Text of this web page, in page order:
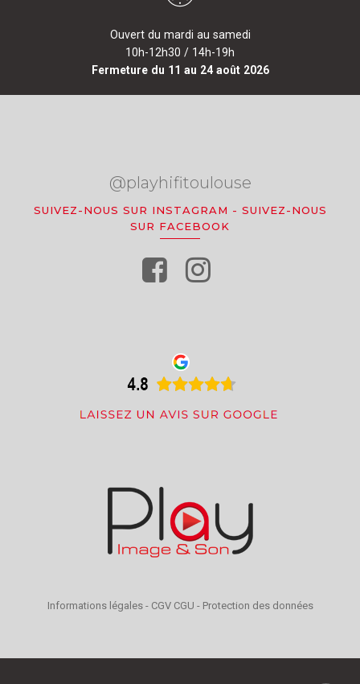
Ouvert du mardi au samedi
10h-12h30 / 14h-19h
Fermeture du 11 au 24 août 2026
@playhifitoulouse
SUIVEZ-NOUS SUR INSTAGRAM - SUIVEZ-NOUS
SUR FACEBOOK
Informations légales- CGV CGU - Protection des données